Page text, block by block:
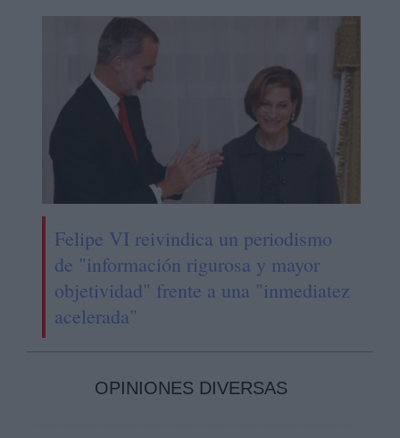
Felipe VI reivindica un periodismo
de "información rigurosa y mayor
objetividad" frente a una "inmediatez
acelerada"
OPINIONES DIVERSAS